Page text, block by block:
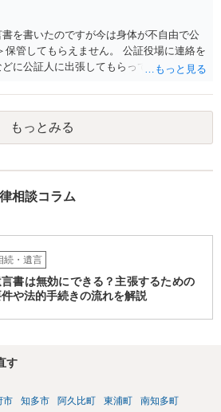
を書いたのですが今は身体が不自由で公
保管してもらえません。 公証役場に連絡を
に公証人に出張してもらって公正証書を
産名義を父から母に名義変更しておいた方
がどう思いますか？ 詳細が不明であり何
内容との関わりもあると思いますので、
別に相談した方がよいように思います。
もっとみる
相談コラム
続・遺言
書は無効にできる？主張するための
や法的手続きの流れを解説
す
市 知多市 阿久比町 東浦町
南知多町